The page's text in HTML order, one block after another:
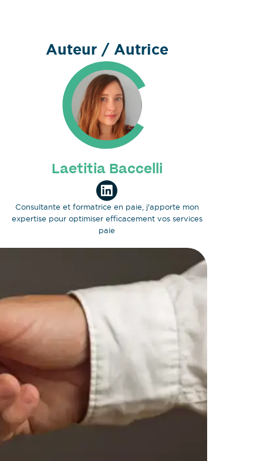
Auteur / Autrice
Laetitia Baccelli
Consultante et formatrice en paie, j'apporte mon
expertise pour optimiser efficacement vos services
paie